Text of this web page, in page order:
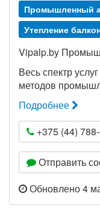
Промышленный
Утепление
Vipalp.by
Весь спектр
методов
Подробнее
+375 (44)
Отправить
Обновлено 4